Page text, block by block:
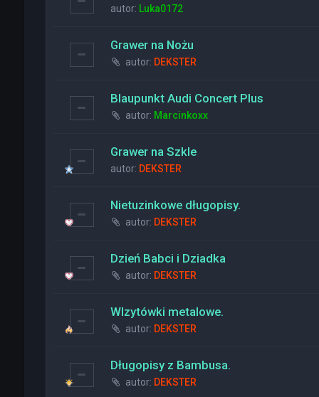
autor: Luka0172
Grawer na Nożu
autor: DEKSTER
Blaupunkt Audi Concert Plus
autor: Marcinkoxx
Grawer na Szkle
autor: DEKSTER
Nietuzinkowe długopisy.
autor: DEKSTER
Dzień Babci i Dziadka
autor: DEKSTER
WIzytówki metalowe.
autor: DEKSTER
Długopisy z Bambusa.
autor: DEKSTER